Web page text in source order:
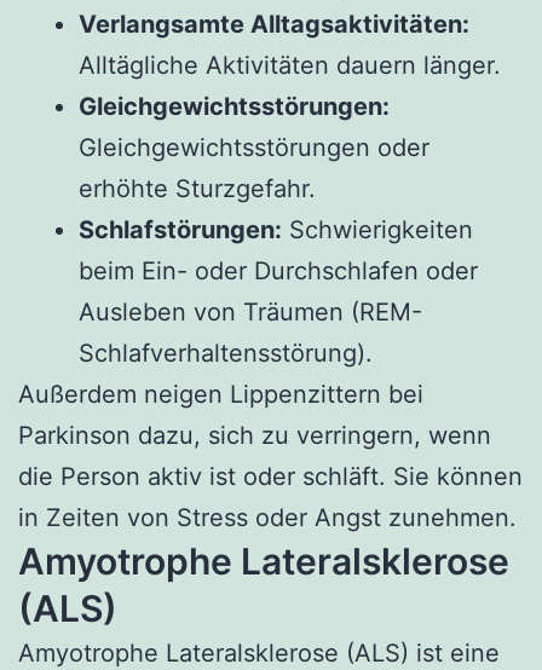
Verlangsamte Alltagsaktivitäten:
Alltägliche Aktivitäten dauern länger.
Gleichgewichtsstörungen:
Gleichgewichtsstörungen oder
erhöhte Sturzgefahr.
Schlafstörungen: Schwierigkeiten
beim Ein- oder Durchschlafen oder
Ausleben von Träumen (REM-
Schlafverhaltensstörung).
Außerdem neigen Lippenzittern bei
Parkinson dazu, sich zu verringern, wenn
die Person aktiv ist oder schläft. Sie können
in Zeiten von Stress oder Angst zunehmen.
Amyotrophe Lateralsklerose
(ALS)
Amyotrophe Lateralsklerose (ALS) ist eine